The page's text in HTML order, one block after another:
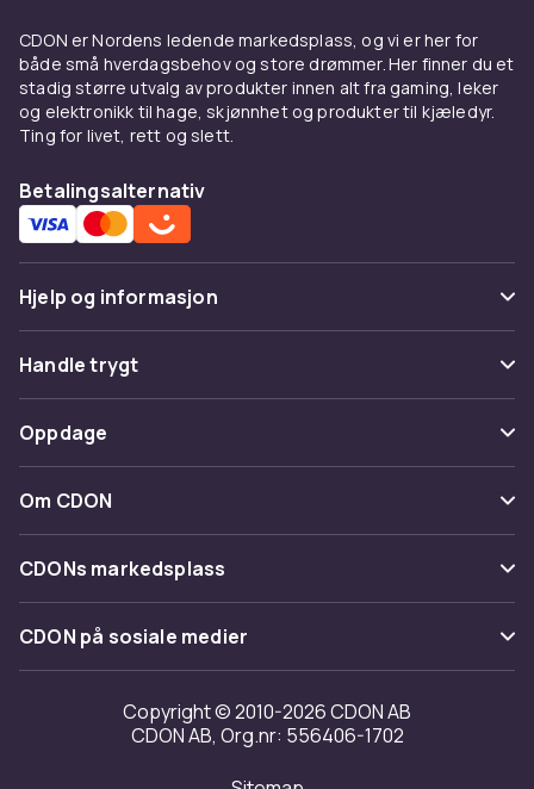
CDON er Nordens ledende markedsplass, og vi er her for
både små hverdagsbehov og store drømmer. Her finner du et
stadig større utvalg av produkter innen alt fra gaming, leker
og elektronikk til hage, skjønnhet og produkter til kjæledyr.
Ting for livet, rett og slett.
Betalingsalternativ
Hjelp og informasjon
Vanlige spørsmål
Spor pakke
Angre & returner her
Kontakt oss
Handle trygt
Betaling
Levering
Tilbakekallinger
Oppdage
Kategorier
Varemerker
Om CDON
Om oss
Kundeanmeldelser
Jobbe på CDON
Investor relations
Tilgjengelighet
CDONs markedsplass
Merchant Help Center
CDON på sosiale medier
Copyright © 2010-2026 CDON AB
CDON AB, Org.nr: 556406-1702